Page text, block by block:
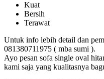
Kuat
Bersih
Terawat
Untuk info lebih detail dan
081380711975 ( mba sumi ).
Ayo pesan sofa single oval
kami saja yang kualitasnya